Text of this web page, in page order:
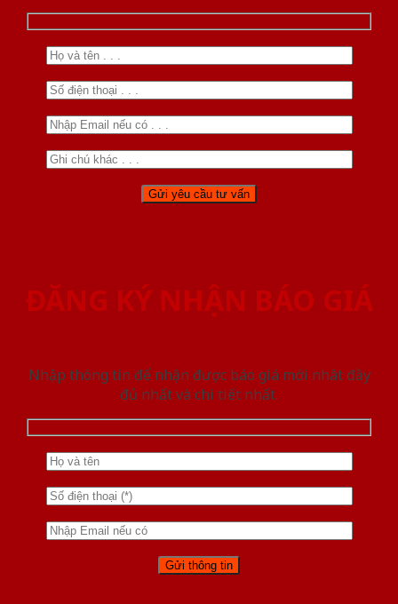
ĐĂNG KÝ NHẬN BÁO GIÁ
Nhập thông tin để nhận được báo giá mới nhât đầy
đủ nhất và chi tiết nhất.